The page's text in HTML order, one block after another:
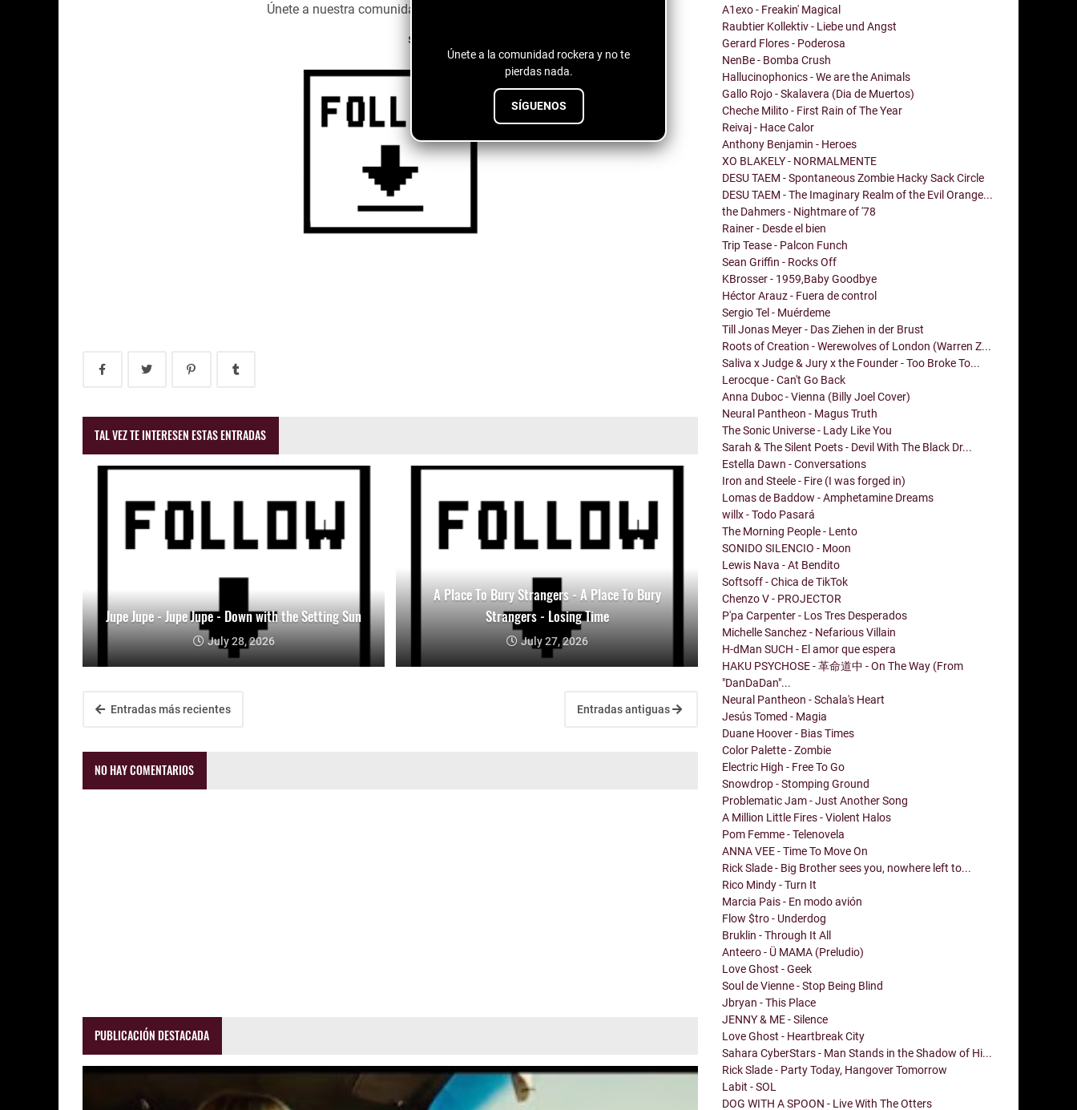
Únete a la comunidad rockera y no te
pierdas nada.
SÍGUENOS
Únete a nuestra comunidad emergente ↓↓↓↓
TAL VEZ TE INTERESEN ESTAS ENTRADAS
Jupe Jupe - Jupe Jupe - Down with the Setting Sun
July 28, 2026
A Place To Bury Strangers - A Place To Bury
Strangers - Losing Time
July 27, 2026
Entradas más recientes Entradas antiguas
NO HAY COMENTARIOS
PUBLICACIÓN DESTACADA
A1exo - Freakin' Magical
Raubtier Kollektiv - Liebe und Angst
Gerard Flores - Poderosa
NenBe - Bomba Crush
Hallucinophonics - We are the Animals
Gallo Rojo - Skalavera (Dia de Muertos)
Cheche Milito - First Rain of The Year
Reivaj - Hace Calor
Anthony Benjamin - Heroes
XO BLAKELY - NORMALMENTE
DESU TAEM - Spontaneous Zombie Hacky Sack Circle
DESU TAEM - The Imaginary Realm of the Evil Orange...
the Dahmers - Nightmare of '78
Rainer - Desde el bien
Trip Tease - Palcon Funch
Sean Griffin - Rocks Off
KBrosser - 1959,Baby Goodbye
Héctor Arauz - Fuera de control
Sergio Tel - Muérdeme
Till Jonas Meyer - Das Ziehen in der Brust
Roots of Creation - Werewolves of London (Warren Z...
Saliva x Judge & Jury x the Founder - Too Broke To...
Lerocque - Can't Go Back
Anna Duboc - Vienna (Billy Joel Cover)
Neural Pantheon - Magus Truth
The Sonic Universe - Lady Like You
Sarah & The Silent Poets - Devil With The Black Dr...
Estella Dawn - Conversations
Iron and Steele - Fire (I was forged in)
Lomas de Baddow - Amphetamine Dreams
willx - Todo Pasará
The Morning People - Lento
SONIDO SILENCIO - Moon
Lewis Nava - At Bendito
Softsoff - Chica de TikTok
Chenzo V - PROJECTOR
P'pa Carpenter - Los Tres Desperados
Michelle Sanchez - Nefarious Villain
H-dMan SUCH - El amor que espera
HAKU PSYCHOSE - 革命道中 - On The Way (From
"DanDaDan"...
Neural Pantheon - Schala's Heart
Jesús Tomed - Magia
Duane Hoover - Bias Times
Color Palette - Zombie
Electric High - Free To Go
Snowdrop - Stomping Ground
Problematic Jam - Just Another Song
A Million Little Fires - Violent Halos
Pom Femme - Telenovela
ANNA VEE - Time To Move On
Rick Slade - Big Brother sees you, nowhere left to...
Rico Mindy - Turn It
Marcia Pais - En modo avión
Flow $tro - Underdog
Bruklin - Through It All
Anteero - Ü MAMA (Preludio)
Love Ghost - Geek
Soul de Vienne - Stop Being Blind
Jbryan - This Place
JENNY & ME - Silence
Love Ghost - Heartbreak City
Sahara CyberStars - Man Stands in the Shadow of Hi...
Rick Slade - Party Today, Hangover Tomorrow
Labit - SOL
DOG WITH A SPOON - Live With The Otters